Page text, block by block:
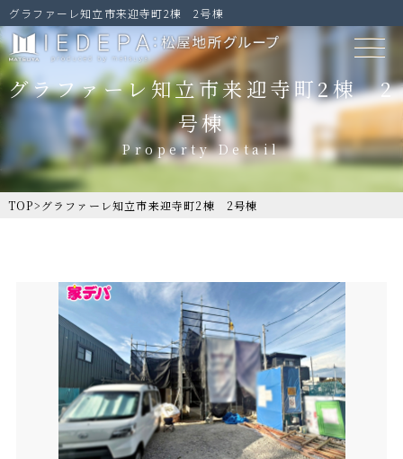
グラファーレ知立市来迎寺町2棟 2号棟
TOP>グラファーレ知立市来迎寺町2棟 2号棟
グラファーレ知立市来迎寺町2棟 2
号棟